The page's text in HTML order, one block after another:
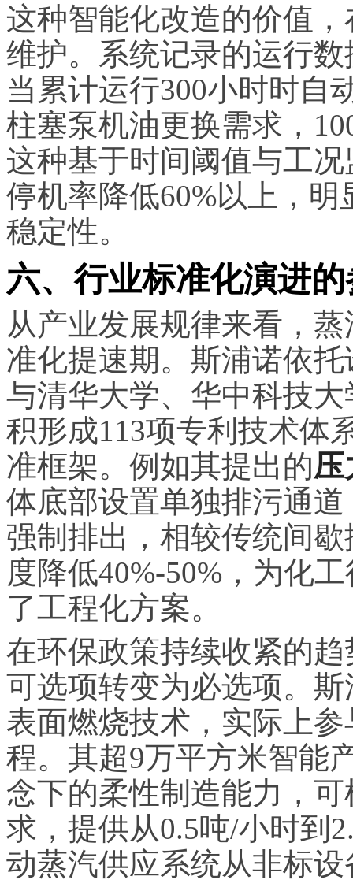
这种智能化改造的价值
维护。系统记录的运行
当累计运行300小时时自
柱塞泵机油更换需求，
这种基于时间阈值与工
停机率降低60%以上，
稳定性。
六、行业标准化演进
从产业发展规律来看，
准化提速期。斯浦诺依
与清华大学、华中科技
积形成113项专利技术体
准框架。例如其提出的压
体底部设置单独排污通
强制排出，相较传统间
度降低40%-50%，为化
了工程化方案。
在环保政策持续收紧的
可选项转变为必选项。
表面燃烧技术，实际上
程。其超9万平方米智能
念下的柔性制造能力，
求，提供从0.5吨/小时到
动蒸汽供应系统从非标